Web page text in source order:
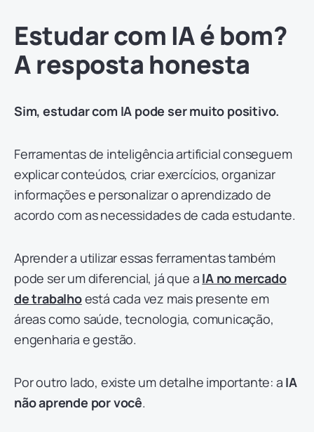
Estudar com IA é bom?
A resposta honesta
Sim, estudar com IA pode ser muito positivo.
Ferramentas de inteligência artificial conseguem
explicar conteúdos, criar exercícios, organizar
informações e personalizar o aprendizado de
acordo com as necessidades de cada estudante.
Aprender a utilizar essas ferramentas também
pode ser um diferencial, já que a IA no mercado
de trabalhoestá cada vez mais presente em
áreas como saúde, tecnologia, comunicação,
engenharia e gestão.
Por outro lado, existe um detalhe importante: a IA
não aprende por você.